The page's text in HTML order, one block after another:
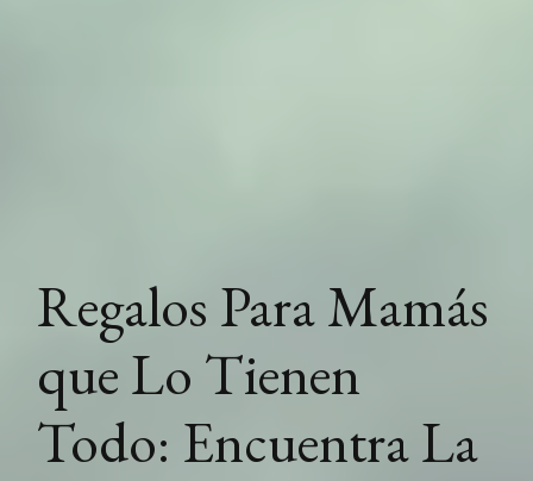
Regalos Para Mamás
que Lo Tienen
Todo: Encuentra La